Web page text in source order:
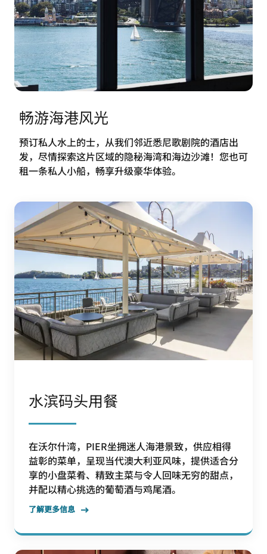
畅游海港风光
预订私人水上的士，从我们邻近悉尼歌剧院的酒店出
发，尽情探索这片区域的隐秘海湾和海边沙滩！您也可
租一条私人小船，畅享升级豪华体验。
水滨码头用餐
在沃尔什湾，PIER坐拥迷人海港景致，供应相得
益彰的菜单，呈现当代澳大利亚风味，提供适合分
享的小盘菜肴、精致主菜与令人回味无穷的甜点，
并配以精心挑选的葡萄酒与鸡尾酒。
了解更多信息